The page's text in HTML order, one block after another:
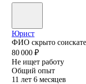
Юрист
ФИО скрыто
80 000 ₽
Не ищет работу
Общий опыт
11 лет 6 месяцев